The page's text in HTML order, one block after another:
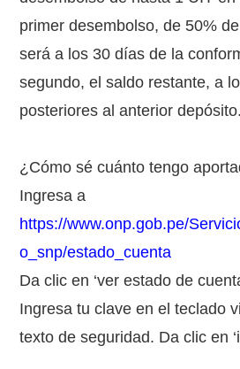
primer desembolso, de 50%
será a los 30 días de la
segundo, el saldo restante, a
posteriores al anterior depósito.
¿Cómo sé cuánto tengo
Ingresa a
https://www.onp.gob.pe/
o_snp/estado_cuenta
Da clic en ‘ver estado de
Ingresa tu clave en el teclado
texto de seguridad. Da clic en